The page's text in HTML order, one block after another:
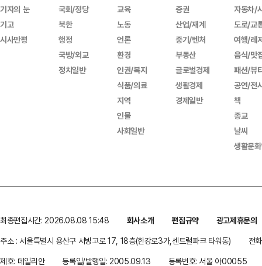
기자의 눈
기고
시사만평
국회/정당
북한
행정
국방/외교
정치일반
교육
노동
언론
환경
인권/복지
식품/의료
지역
인물
사회일반
증권
산업/재계
중기/벤처
부동산
글로벌경제
생활경제
경제일반
자동차/
도로/교
여행/레
음식/맛
패션/뷰
공연/전
책
종교
날씨
생활문
최종편집시간: 2026.08.08 15:48 회사소개 편집규약
광고제휴문의
주소 : 서울특별시 용산구 서빙고로 17, 18층(한강로3가,센트럴파크 타워동)
전
제호: 데일리안
등록일/발행일: 2005.09.13 등록번호: 서울 아00055